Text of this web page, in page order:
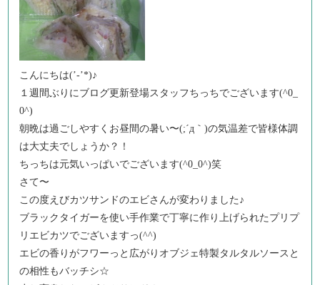
こんにちは(’-’*)♪
１週間ぶりにブログ更新登場スタッフちっちでございます(^0_
0^)
朝晩は過ごしやすくお昼間の暑い〜(;´д｀)の気温差で皆様体調
は大丈夫でしょうか？！
ちっちは元気いっぱいでございます(^0_0^)笑
さて〜
この度えびカツサンドのエビさんが変わりました♪
ブラックタイガーを使い手作業で丁寧に作り上げられたプリプ
リエビカツでございますっ(^^)
エビの香りがフワーっと広がりオブジェ特製タルタルソースと
の相性もバッチシ☆